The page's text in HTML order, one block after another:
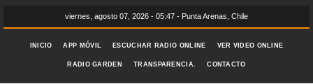
viernes, agosto 07, 2026 - 05:47 - Punta Arenas, Chile
INICIO APP MÓVIL ESCUCHAR RADIO ONLINE VER VIDEO ONLINE
RADIO GARDEN TRANSPARENCIA. CONTACTO